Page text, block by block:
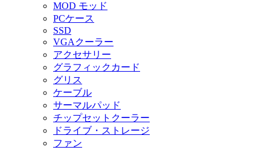
MOD モッド
PCケース
SSD
VGAクーラー
アクセサリー
グラフィックカード
グリス
ケーブル
サーマルパッド
チップセットクーラー
ドライブ・ストレージ
ファン